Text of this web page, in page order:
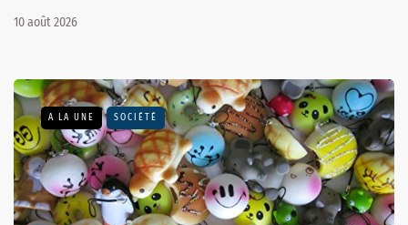
10 août 2026
A LA UNE SOCIÉTÉ